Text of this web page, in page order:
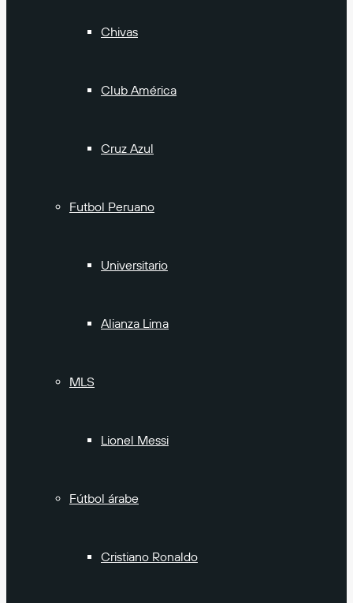
Chivas
Club América
Cruz Azul
Futbol Peruano
Universitario
Alianza Lima
MLS
Lionel Messi
Fútbol árabe
Cristiano Ronaldo